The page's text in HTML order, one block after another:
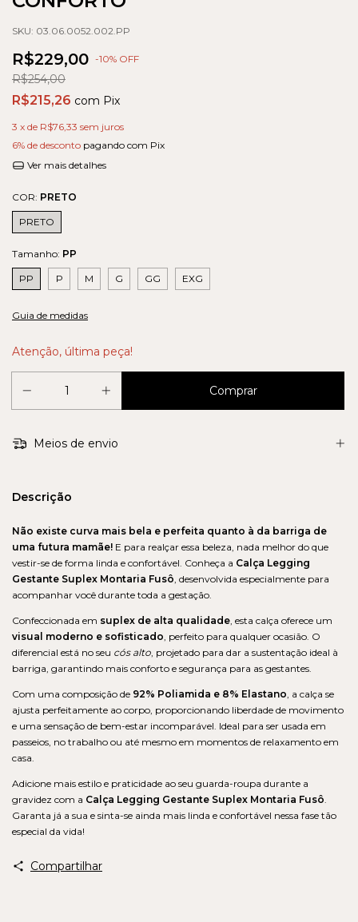
SKU: 03.06.0052.002.PP
R$229,00 -10% OFF
R$254,00
R$215,26 com Pix
3 x de R$76,33 sem juros
6% de desconto pagando com Pix
Ver mais detalhes
COR: PRETO
PRETO
Tamanho: PP
PP P M G GG EXG
Guia de medidas
Atenção, última peça!
Meios de envio
Descrição
Não existe curva mais bela e perfeita quanto à da barriga de
uma futura mamãe! E para realçar essa beleza, nada melhor do que
vestir-se de forma linda e confortável. Conheça a Calça Legging
Gestante Suplex Montaria Fusô , desenvolvida especialmente para
acompanhar você durante toda a gestação.
Confeccionada em suplex de alta qualidade , esta calça oferece um
visual moderno e sofisticado , perfeito para qualquer ocasião. O
diferencial está no seu cós alto , projetado para dar a sustentação ideal à
barriga, garantindo mais conforto e segurança para as gestantes.
Com uma composição de 92% Poliamida e 8% Elastano , a calça se
ajusta perfeitamente ao corpo, proporcionando liberdade de movimento
e uma sensação de bem-estar incomparável. Ideal para ser usada em
passeios, no trabalho ou até mesmo em momentos de relaxamento em
casa.
Adicione mais estilo e praticidade ao seu guarda-roupa durante a
gravidez com a Calça Legging Gestante Suplex Montaria Fusô
Garanta já a sua e sinta-se ainda mais linda e confortável nessa fase tão
especial da vida!
Compartilhar